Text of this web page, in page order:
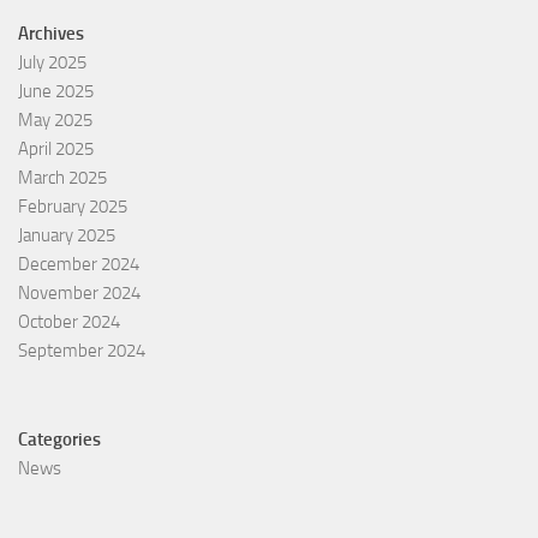
Archives
July 2025
June 2025
May 2025
April 2025
March 2025
February 2025
January 2025
December 2024
November 2024
October 2024
September 2024
Categories
News